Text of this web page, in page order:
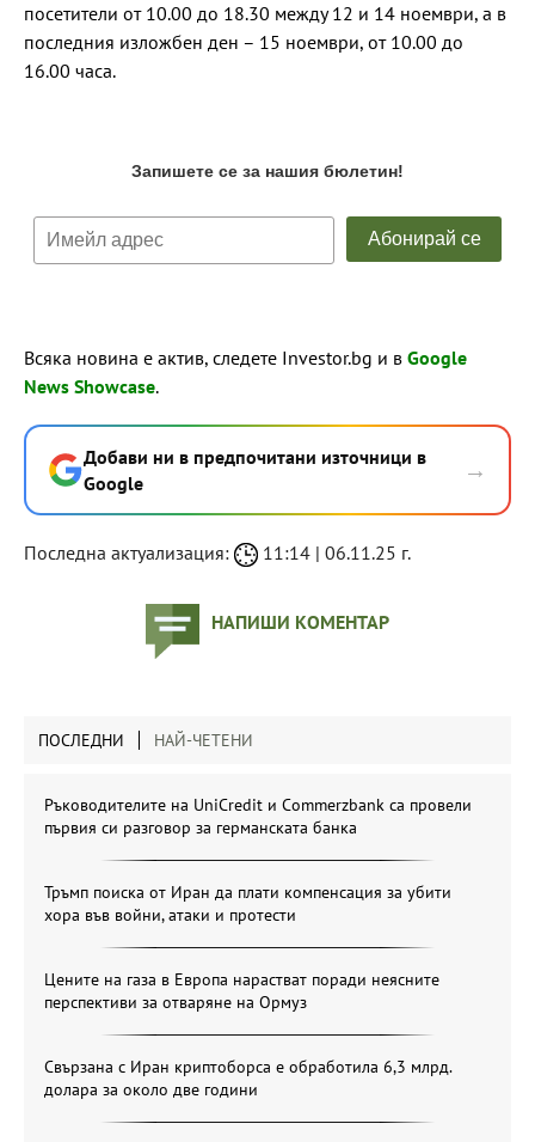
посетители от 10.00 до 18.30 между 12 и 14 ноември, а в
последния изложбен ден – 15 ноември, от 10.00 до
16.00 часа.
Всяка новина е актив, следете Investor.bg и в Google
News Showcase.
Добави ни в предпочитани източници в
Google
→
Последна актуализация: 11:14 | 06.11.25 г.
НАПИШИ КОМЕНТАР
ПОСЛЕДНИ НАЙ-ЧЕТЕНИ
Ръководителите на UniCredit и Commerzbank са провели
първия си разговор за германската банка
Тръмп поиска от Иран да плати компенсация за убити
хора във войни, атаки и протести
Цените на газа в Европа нарастват поради неясните
перспективи за отваряне на Ормуз
Свързана с Иран криптоборса е обработила 6,3 млрд.
долара за около две години